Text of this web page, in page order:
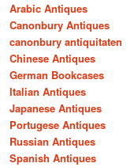
Arabic Antiques
Canonbury Antiques
canonbury antiquitaten
Chinese Antiques
German Bookcases
Italian Antiques
Japanese Antiques
Portugese Antiques
Russian Antiques
Spanish Antiques